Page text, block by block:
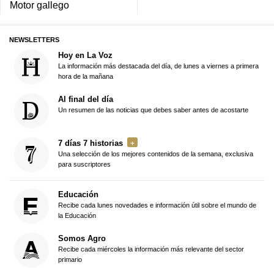
Motor gallego
NEWSLETTERS
Hoy en La Voz
La información más destacada del día, de lunes a viernes a primera
hora de la mañana
Al final del día
Un resumen de las noticias que debes saber antes de acostarte
7 días 7 historias
Una selección de los mejores contenidos de la semana, exclusiva
para suscriptores
Educación
Recibe cada lunes novedades e información útil sobre el mundo de
la Educación
Somos Agro
Recibe cada miércoles la información más relevante del sector
primario